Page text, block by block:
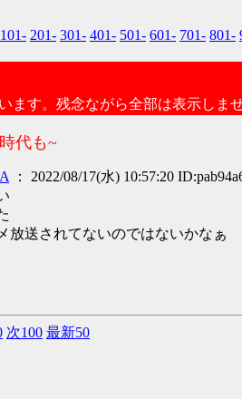
101- 201- 301- 401- 501- 601- 701- 801-
ます。残念ながら全部は表示しま
代も~
： 2022/08/17(水) 10:57:20
放送されてないのではないかなぁ
次100 最新50